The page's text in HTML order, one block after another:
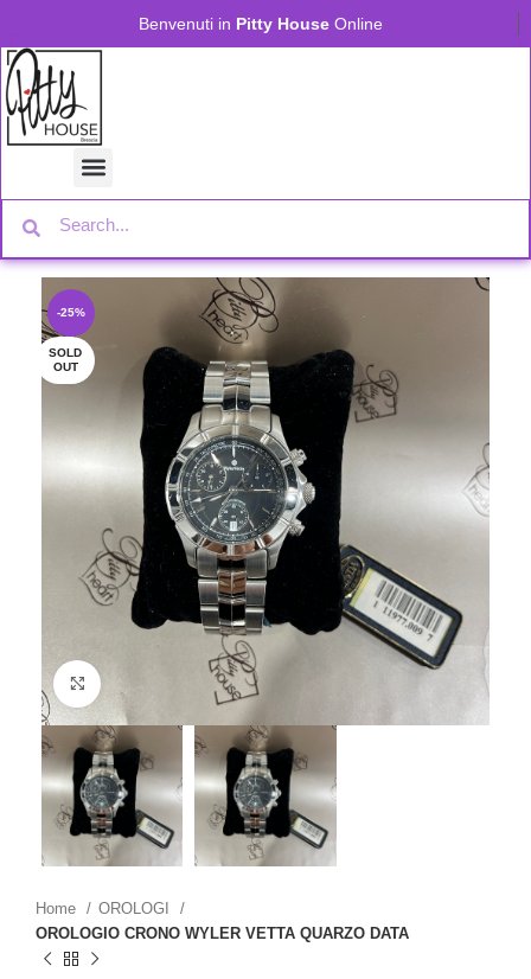
Benvenuti in Pitty House Online
-25%
SOLD
OUT
Home
OROLOGI
OROLOGIO CRONO WYLER VETTA QUARZO DATA